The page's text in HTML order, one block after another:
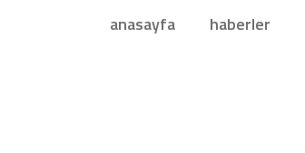
anasayfa haberler